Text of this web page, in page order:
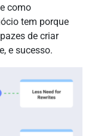
como
tem porque
de criar
e sucesso.